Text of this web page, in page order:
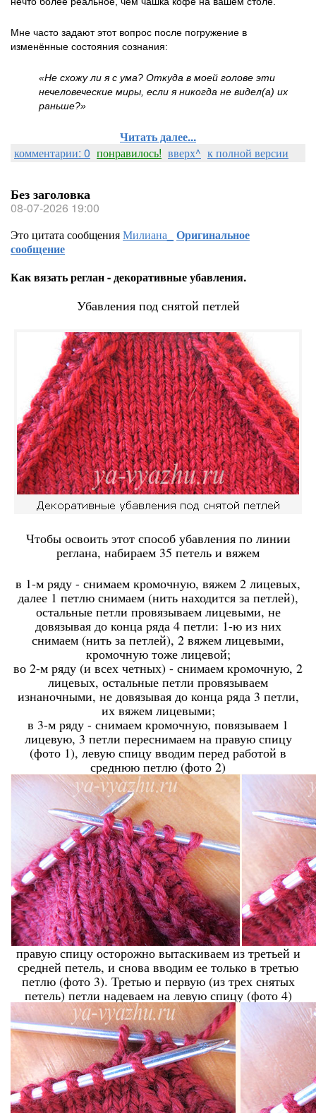
Мне часто задают этот вопрос после погружение в
изменённые состояния сознания:
«Не схожу ли я с ума? Откуда в моей голове эти
нечеловеческие миры, если я никогда не видел(а) их
раньше?»
Читать далее...
комментарии: 0 понравилось! вверх^ к полной версии
Без заголовка
08-07-2026 19:00
Это цитата сообщенияМилиана_ Оригинальное
сообщение
Как вязать реглан - декоративные убавления.
Убавления под снятой петлей
Чтобы освоить этот способ убавления по линии
реглана, набираем 35 петель и вяжем
в 1-м ряду - снимаем кромочную, вяжем 2 лицевых,
далее 1 петлю снимаем (нить находится за петлей),
остальные петли провязываем лицевыми, не
довязывая до конца ряда 4 петли: 1-ю из них
снимаем (нить за петлей), 2 вяжем лицевыми,
кромочную тоже лицевой;
во 2-м ряду (и всех четных) - снимаем кромочную, 2
лицевых, остальные петли провязываем
изнаночными, не довязывая до конца ряда 3 петли,
их вяжем лицевыми;
в 3-м ряду - снимаем кромочную, повязываем 1
лицевую, 3 петли переснимаем на правую спицу
(фото 1), левую спицу вводим перед работой в
среднюю петлю (фото 2)
правую спицу осторожно вытаскиваем из третьей и
средней петель, и снова вводим ее только в третью
петлю (фото 3). Третью и первую (из трех снятых
петель) петли надеваем на левую спицу (фото 4)